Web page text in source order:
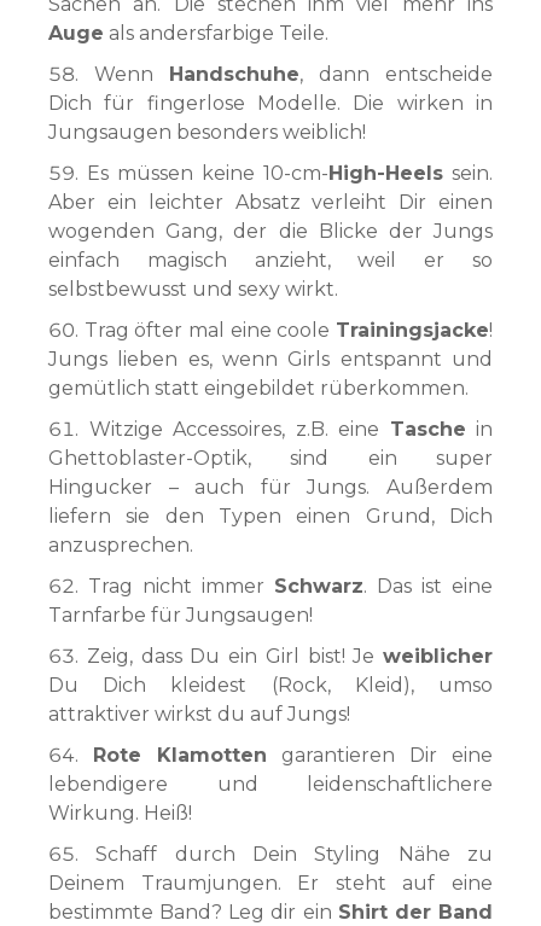
Auge als andersfarbige Teile.
Wenn Handschuhe, dann entscheide
Dich für fingerlose Modelle. Die wirken in
Jungsaugen besonders weiblich!
Es müssen keine 10-cm-High-Heels sein.
Aber ein leichter Absatz verleiht Dir einen
wogenden Gang, der die Blicke der Jungs
einfach magisch anzieht, weil er so
selbstbewusst und sexy wirkt.
Trag öfter mal eine coole Trainingsjacke!
Jungs lieben es, wenn Girls entspannt und
gemütlich statt eingebildet rüberkommen.
Witzige Accessoires, z.B. eine Tasche in
Ghettoblaster-Optik, sind ein super
Hingucker – auch für Jungs. Außerdem
liefern sie den Typen einen Grund, Dich
anzusprechen.
Trag nicht immer Schwarz. Das ist eine
Tarnfarbe für Jungsaugen!
Zeig, dass Du ein Girl bist! Je weiblicher
Du Dich kleidest (Rock, Kleid), umso
attraktiver wirkst du auf Jungs!
Rote Klamotten garantieren Dir eine
lebendigere und leidenschaftlichere
Wirkung. Heiß!
Schaff durch Dein Styling Nähe zu
Deinem Traumjungen. Er steht auf eine
bestimmte Band? Leg dir ein Shirt der Band